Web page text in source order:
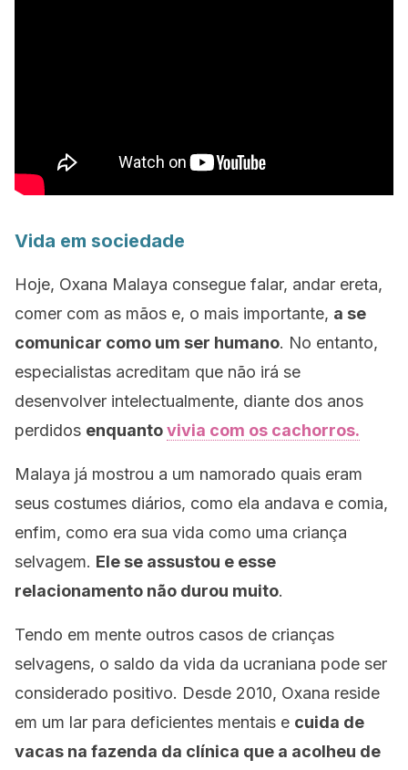
Vida em sociedade
Hoje, Oxana Malaya consegue falar, andar ereta,
comer com as mãos e, o mais importante, a se
comunicar como um ser humano. No entanto,
especialistas acreditam que não irá se
desenvolver intelectualmente, diante dos anos
perdidos enquantovivia com os cachorros.
Malaya já mostrou a um namorado quais eram
seus costumes diários, como ela andava e comia,
enfim, como era sua vida como uma criança
selvagem. Ele se assustou e esse
relacionamento não durou muito.
Tendo em mente outros casos de crianças
selvagens, o saldo da vida da ucraniana pode ser
considerado positivo. Desde 2010, Oxana reside
em um lar para deficientes mentais e cuida de
vacas na fazenda da clínica que a acolheu de